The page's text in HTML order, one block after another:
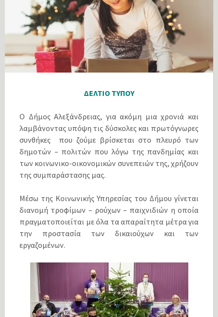
ΔΕΛΤΙΟ ΤΥΠΟΥ
Ο Δήμος Αλεξάνδρειας, για ακόμη μια χρονιά και
λαμβάνοντας υπόψη τις δύσκολες και πρωτόγνωρες
συνθήκες που ζούμε βρίσκεται στο πλευρό των
δημοτών – πολιτών που λόγω της πανδημίας και
των κοινωνικο-οικονομικών συνεπειών της, χρήζουν
της συμπαράστασης μας.
Μέσω της Κοινωνικής Υπηρεσίας του Δήμου γίνεται
διανομή τροφίμων – ρούχων – παιχνιδιών η οποία
πραγματοποιείται με όλα τα απαραίτητα μέτρα για
την προστασία των δικαιούχων και των
εργαζομένων.